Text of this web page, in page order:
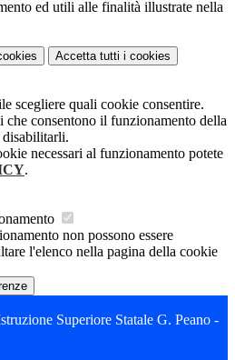
ed utili alle finalità illustrate nella
Accetta tutti i cookies
scegliere quali cookie consentire.
che consentono il funzionamento della
disabilitarli.
necessari al funzionamento potete
.
non possono essere
l'elenco nella pagina della cookie
Superiore Statale G. Peano -